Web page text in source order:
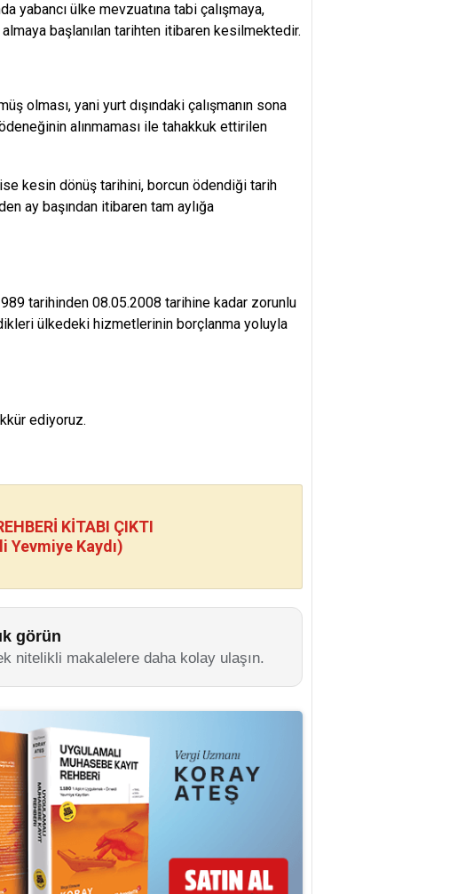
yabancı ülke mevzuatına tabi çalışmaya,
başlanılan tarihten itibaren kesilmektedir.
olması, yani yurt dışındaki çalışmanın sona
alınmaması ile tahakkuk ettirilen
kesin dönüş tarihini, borcun ödendiği tarih
ay başından itibaren tam aylığa
tarihinden 08.05.2008 tarihine kadar zorunlu
ülkedeki hizmetlerinin borçlanma yoluyla
ediyoruz.
KİTABI ÇIKTI
Yevmiye Kaydı)
görün
nitelikli makalelere daha kolay ulaşın.